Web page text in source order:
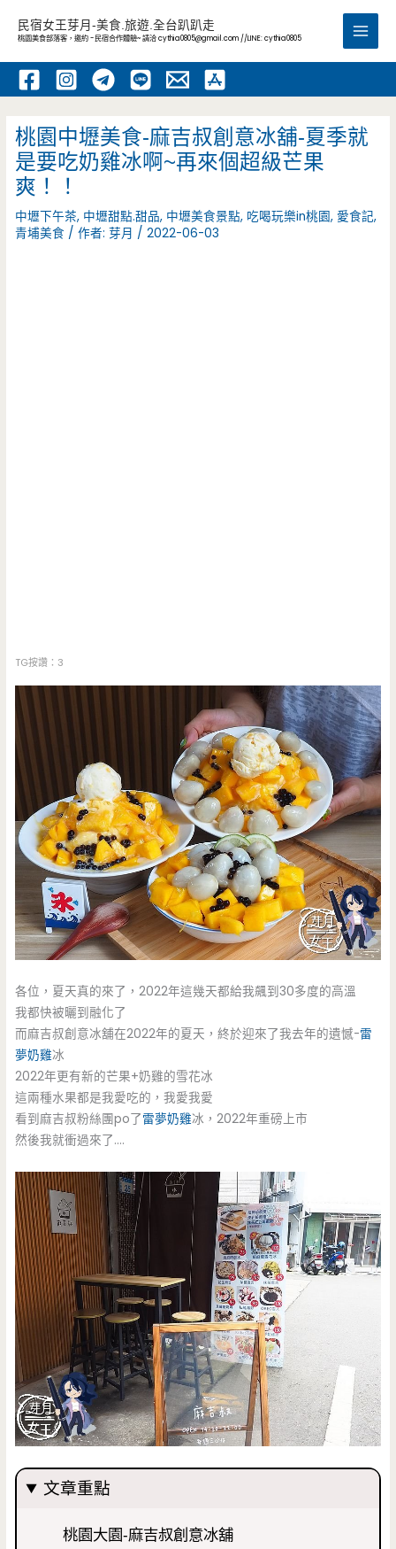
內
民宿女王芽月-美食.旅遊.全台趴趴走
桃園美食部落客，邀約 -民宿合作體驗~ 請洽cythia0805@gmail.com //LINE: cythia0805
Main
桃園中壢美食-麻吉叔創意冰舖-夏季就
是要吃奶雞冰啊~再來個超級芒果
爽！！
中壢下午茶, 中壢甜點.甜品, 中壢美食景點, 吃喝玩樂in桃園, 愛食記,
青埔美食 / 作者:芽月 /2022-06-03
TG按讚：3
各位，夏天真的來了，2022年這幾天都給我飆到30多度的高溫
我都快被曬到融化了
而麻吉叔創意冰舖在2022年的夏天，終於迎來了我去年的遺憾-雷
夢奶雞冰
2022年更有新的芒果+奶雞的雪花冰
這兩種水果都是我愛吃的，我愛我愛
看到麻吉叔粉絲團po了雷夢奶雞冰，2022年重磅上市
然後我就衝過來了….
文章重點
桃園大園-麻吉叔創意冰舖